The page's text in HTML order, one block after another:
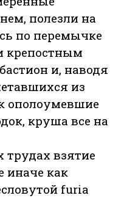
полезли на
по перемычке
крепостным
и, наводя
из
ополоумевшие
круша все на
трудах взятие
иначе как
furia